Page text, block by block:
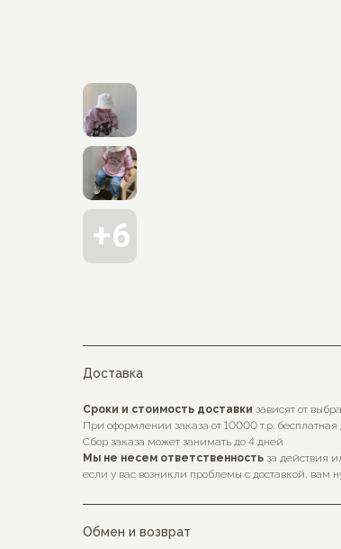
Доставка
Сроки и стоимость доставки зависят от
При оформлении заказа от 10000 т.р. бесплатная
Сбор заказа может занимать до 4 дней
Мы не несем ответственность за действия
если у вас возникли проблемы с доставкой, вам
Обмен и возврат